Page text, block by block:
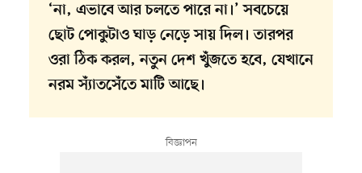
‘না, এভাবে আর চলতে পারে না।’ সবচেয়ে
ছোট পোকুটাও ঘাড় নেড়ে সায় দিল। তারপর
ওরা ঠিক করল, নতুন দেশ খুঁজতে হবে, যেখানে
নরম স্যাঁতসেঁতে মাটি আছে।